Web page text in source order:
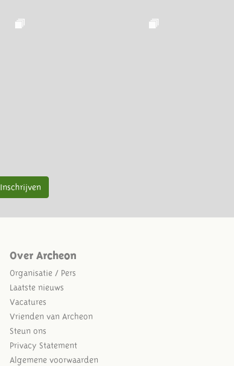
Inschrijven
Over Archeon
Organisatie / Pers
Laatste nieuws
Vacatures
Vrienden van Archeon
Steun ons
Privacy Statement
Algemene voorwaarden